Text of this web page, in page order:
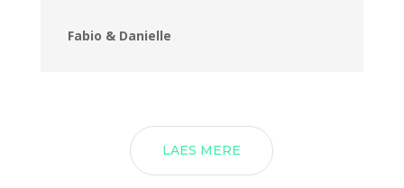
Fabio & Danielle
LAES MERE